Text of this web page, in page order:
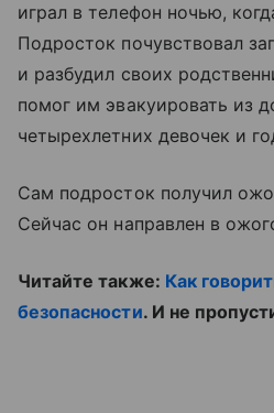
играл в телефон ночью,
Подросток почувствовал
и разбудил своих
помог им эвакуировать из
четырехлетних девочек и
Сам подросток получил
Сейчас он направлен в
Читайте также: Как
безопасности. И не